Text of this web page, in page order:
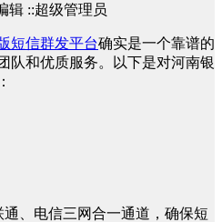
辑 ::超级管理员
短信群发平台确实是一个靠谱的
队和优质服务。以下是对河南银
、电信三网合一通道，确保短